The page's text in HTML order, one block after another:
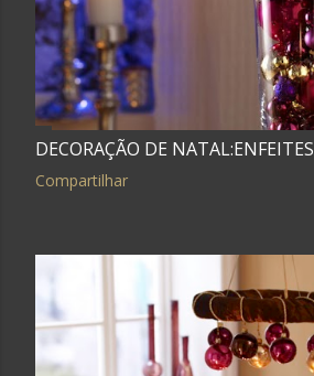
DECORAÇÃO DE NATAL:ENFEITES
Compartilhar